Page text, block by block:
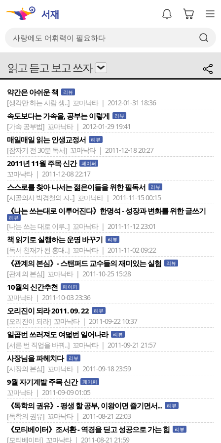
읽고 듣고 보고 쓰자
약간은 아쉬운 책 리뷰
[생각만 하는 사람 생..] 꼬마낙타 | 2012-01-31 18:36
속도보다는 가속을, 공부는 이렇게 리뷰
[가속 공부법] 꼬마낙타 | 2012-01-29 19:41
매일매일 읽는 인생교정서 리뷰
[잠자기 전 30분 독서] 꼬마낙타 | 2011-12-18 20:27
2011년 11월 주목 신간 페이퍼
꼬마낙타 | 2011-12-08 22:17
스스로를 찾아 나서는 젊은이들을 위한 필독서 리뷰
[시골의사 박경철의 자..] 꼬마낙타 | 2011-11-15 00:15
《나는 쓰는대로 이루어진다》한명석 - 성장과 변화를 위한 글쓰기
리뷰
[나는 쓰는 대로 이루..] 꼬마낙타 | 2011-11-12 23:01
책 읽기로 실행하는 운명 바꾸기 리뷰
[독서 천재가 된 홍대..] 꼬마낙타 | 2011-11-02 09:22
《관계의 본심》- 스탠퍼드 교수들의 재미있는 실험 리뷰
[관계의 본심] 꼬마낙타 | 2011-10-25 15:28
10월의 신간추천 페이퍼
꼬마낙타 | 2011-10-03 23:36
오리진이 되라 2011. 09. 22 리뷰
[오리진이 되라] 꼬마낙타 | 2011-09-22 10:37
일곱번 쓰러져도 여덟번 일어나라 리뷰
[서른 번 직업을 바꿔..] 꼬마낙타 | 2011-09-21 21:57
사장님을 파헤치다 리뷰
[사장의 본심] 꼬마낙타 | 2011-09-18 23:59
9월 자기계발 주목 신간 페이퍼
꼬마낙타 | 2011-09-09 01:05
《독학의 권유》- 평생 할 공부, 이왕이면 즐기면서... 리뷰
[독학의 권유] 꼬마낙타 | 2011-08-21 22:03
《모티베이터》조서환 - 역경을 딛고 성공으로 가는 힘 리뷰
[모티베이터] 꼬마낙타 | 2011-08-21 21:59